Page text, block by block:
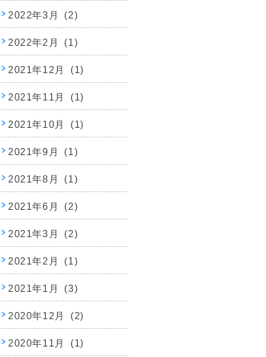
2022年3月 (2)
2022年2月 (1)
2021年12月 (1)
2021年11月 (1)
2021年10月 (1)
2021年9月 (1)
2021年8月 (1)
2021年6月 (2)
2021年3月 (2)
2021年2月 (1)
2021年1月 (3)
2020年12月 (2)
2020年11月 (1)